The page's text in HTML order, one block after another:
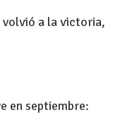
a la victoria,
en septiembre: